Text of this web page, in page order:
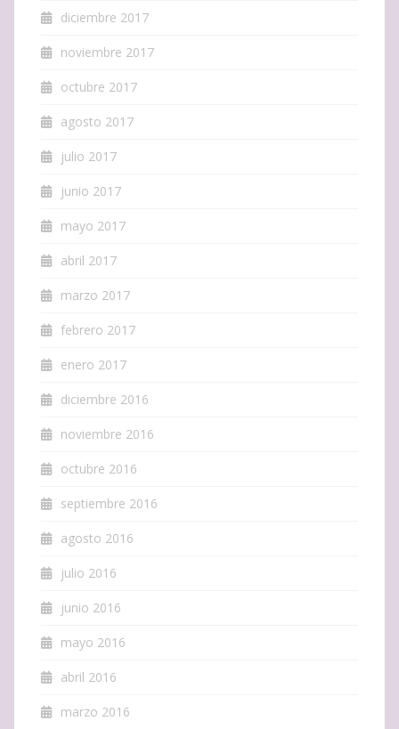
diciembre 2017
noviembre 2017
octubre 2017
agosto 2017
julio 2017
junio 2017
mayo 2017
abril 2017
marzo 2017
febrero 2017
enero 2017
diciembre 2016
noviembre 2016
octubre 2016
septiembre 2016
agosto 2016
julio 2016
junio 2016
mayo 2016
abril 2016
marzo 2016